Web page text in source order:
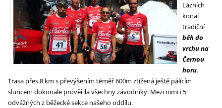
Lázních
konal
tradiční
běh do
vrchu na
Černou
horu.
Trasa přes 8 km s převýšením téměř 600m ztížená ještě pálícím
sluncem dokonale prověřila všechny závodníky. Mezi nimi i 5
odvážných z běžecké sekce našeho oddílu.